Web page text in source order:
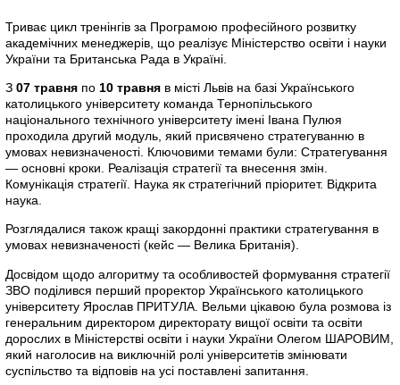
Триває цикл тренінгів за Програмою професійного розвитку
академічних менеджерів, що реалізує Міністерство освіти і науки
України та Британська Рада в Україні.
З 07 травня по 10 травня в місті Львів на базі Українського
католицького університету команда Тернопільського
національного технічного університету імені Івана Пулюя
проходила другий модуль, який присвячено стратегуванню в
умовах невизначеності. Ключовими темами були: Стратегування
— основні кроки. Реалізація стратегії та внесення змін.
Комунікація стратегії. Наука як стратегічний пріоритет. Відкрита
наука.
Розглядалися також кращі закордонні практики стратегування в
умовах невизначеності (кейс — Велика Британія).
Досвідом щодо алгоритму та особливостей формування стратегії
ЗВО поділився перший проректор Українського католицького
університету Ярослав ПРИТУЛА. Вельми цікавою була розмова із
генеральним директором директорату вищої освіти та освіти
дорослих в Міністерстві освіти і науки України Олегом ШАРОВИМ,
який наголосив на виключній ролі університетів змінювати
суспільство та відповів на усі поставлені запитання.